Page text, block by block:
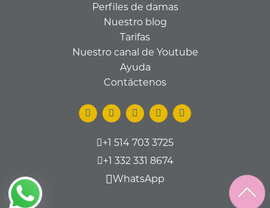
Perfiles de damas
Nuestro blog
Tarifas
Nuestro canal de Youtube
Ayuda
Contáctenos
+1 514 703 3725
+1 332 331 8674
WhatsApp